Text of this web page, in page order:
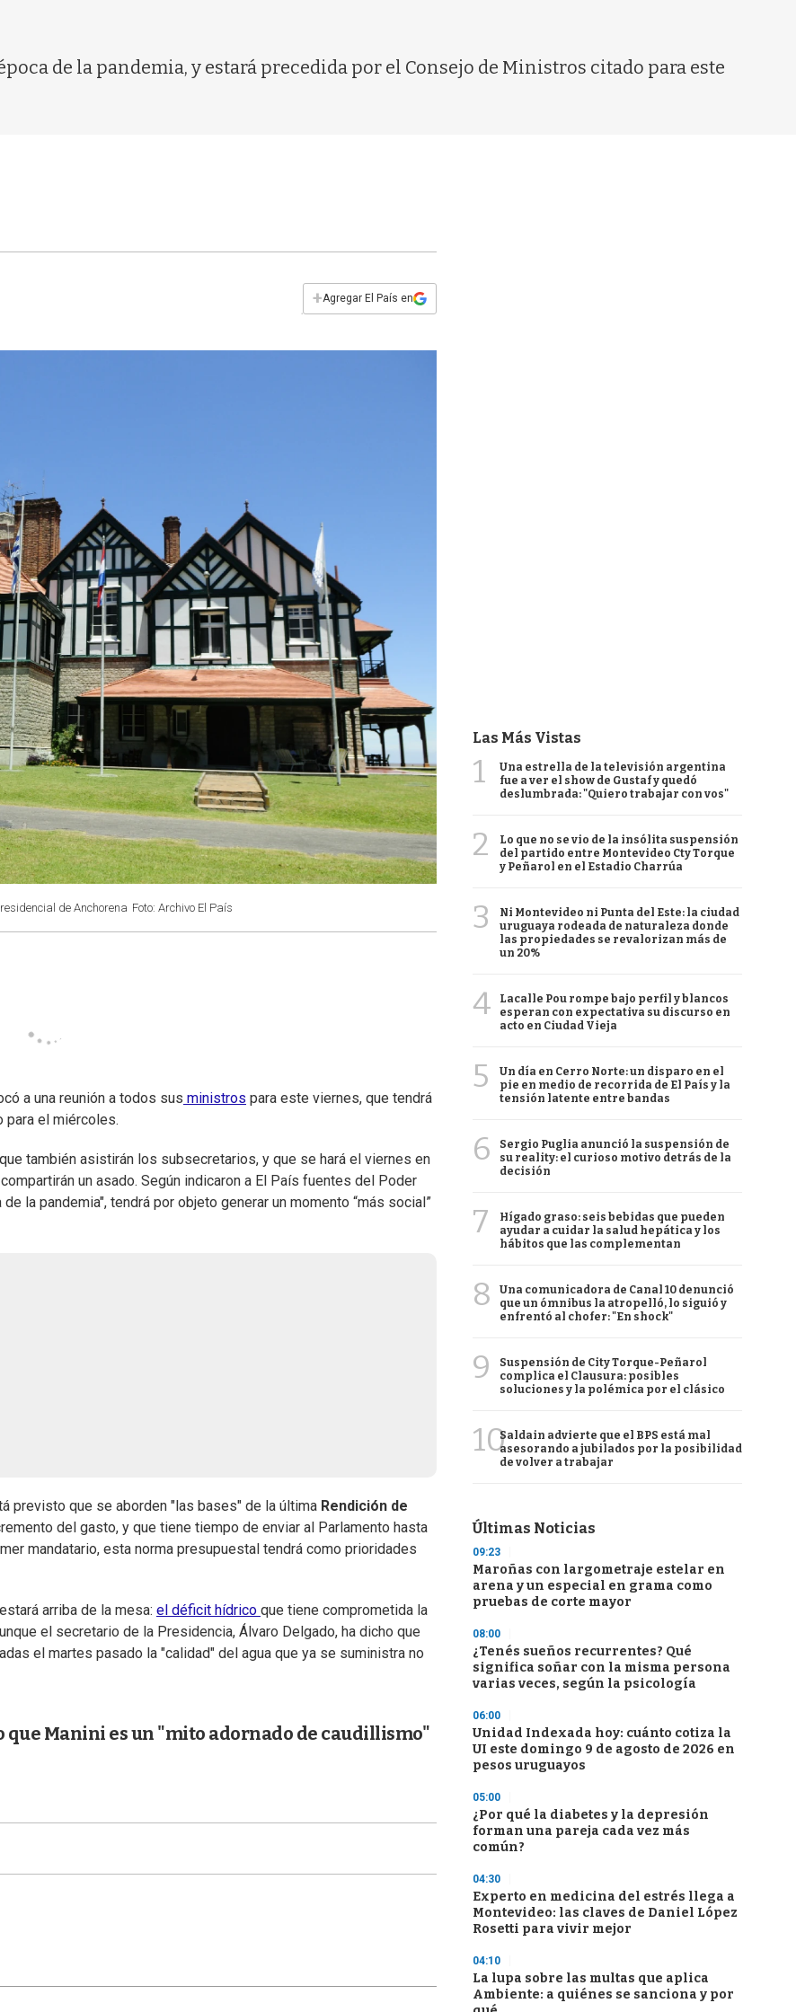
de la pandemia, y estará precedida por el Consejo de Ministros citado para este
+Agregar El País en
de Anchorena Foto: Archivo El País
a una reunión a todos sus ministros para este viernes, que tendrá
para el miércoles.
también asistirán los subsecretarios, y que se hará el viernes en
un asado. Según indicaron a El País fuentes del Poder
la pandemia", tendrá por objeto generar un momento “más social”
previsto que se aborden "las bases" de la última Rendición de
del gasto, y que tiene tiempo de enviar al Parlamento hasta
mandatario, esta norma presupuestal tendrá como prioridades
arriba de la mesa: el déficit hídrico que tiene comprometida la
el secretario de la Presidencia, Álvaro Delgado, ha dicho que
el martes pasado la "calidad" del agua que ya se suministra no
Manini es un "mito adornado de caudillismo"
Las Más Vistas
1
Una estrella de la televisión argentina
fue a ver el show de Gustaf y quedó
deslumbrada: "Quiero trabajar con vos"
2
Lo que no se vio de la insólita suspensión
del partido entre Montevideo Cty Torque
y Peñarol en el Estadio Charrúa
3
Ni Montevideo ni Punta del Este: la ciudad
uruguaya rodeada de naturaleza donde
las propiedades se revalorizan más de
un 20%
4
Lacalle Pou rompe bajo perfil y blancos
esperan con expectativa su discurso en
acto en Ciudad Vieja
5
Un día en Cerro Norte: un disparo en el
pie en medio de recorrida de El País y la
tensión latente entre bandas
6
Sergio Puglia anunció la suspensión de
su reality: el curioso motivo detrás de la
decisión
7
Hígado graso: seis bebidas que pueden
ayudar a cuidar la salud hepática y los
hábitos que las complementan
8
Una comunicadora de Canal 10 denunció
que un ómnibus la atropelló, lo siguió y
enfrentó al chofer: "En shock"
9
Suspensión de City Torque-Peñarol
complica el Clausura: posibles
soluciones y la polémica por el clásico
10Saldain advierte que el BPS está mal
asesorando a jubilados por la posibilidad
de volver a trabajar
Últimas Noticias
09:23
Maroñas con largometraje estelar en
arena y un especial en grama como
pruebas de corte mayor
08:00
¿Tenés sueños recurrentes? Qué
significa soñar con la misma persona
varias veces, según la psicología
06:00
Unidad Indexada hoy: cuánto cotiza la
UI este domingo 9 de agosto de 2026 en
pesos uruguayos
05:00
¿Por qué la diabetes y la depresión
forman una pareja cada vez más
común?
04:30
Experto en medicina del estrés llega a
Montevideo: las claves de Daniel López
Rosetti para vivir mejor
04:10
La lupa sobre las multas que aplica
Ambiente: a quiénes se sanciona y por